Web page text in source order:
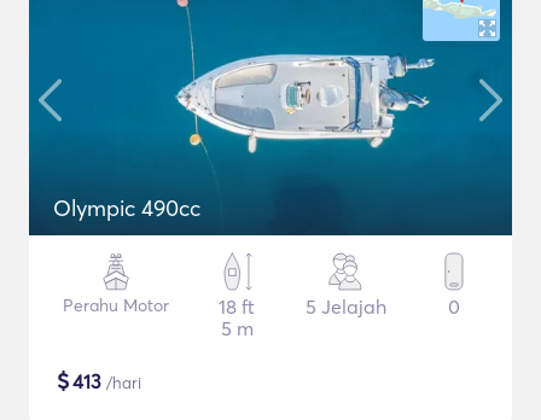
Olympic 490cc
Perahu Motor
18 ft
5 m
5 Jelajah 0
$413 /hari